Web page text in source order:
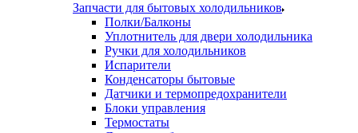
Запчасти для бытовых холодильников
Полки/Балконы
Уплотнитель для двери холодильника
Ручки для холодильников
Испарители
Конденсаторы бытовые
Датчики и термопредохранители
Блоки управления
Термостаты